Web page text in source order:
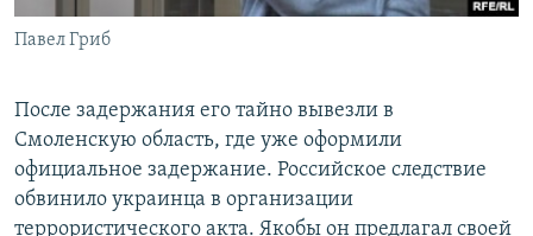
Павел Гриб
После задержания его тайно вывезли в
Смоленскую область, где уже оформили
официальное задержание. Российское следствие
обвинило украинца в организации
террористического акта. Якобы он предлагал своей